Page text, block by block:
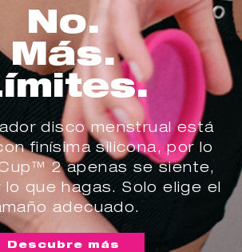
No.
Más.
disco menstrual está
finísima silicona, por lo
2 apenas se siente,
lo que hagas. Solo elige el
adecuado.
Descubre más